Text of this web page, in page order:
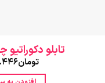
تابلو
تومان